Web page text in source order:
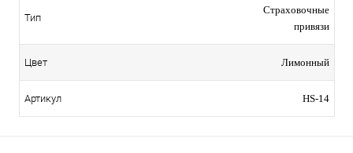
Тип
Страховочные
привязи
Цвет Лимонный
Артикул HS-14